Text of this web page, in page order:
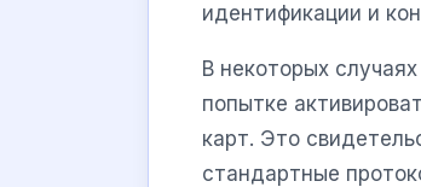
идентификации и
В некоторых
попытке
карт. Это
стандартные